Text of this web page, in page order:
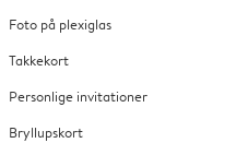
Foto på plexiglas
Takkekort
Personlige invitationer
Bryllupskort